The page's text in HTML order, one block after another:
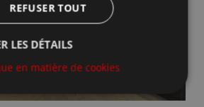
REFUSER TOUT
LES DÉTAILS
en matière de cookies